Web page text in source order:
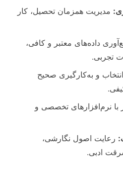
مدیریت همزمان تحصیل، کار
داده‌های معتبر و کافی،
تجربی.
انتخاب و به‌کارگیری صحیح
با نرم‌افزارهای تخصصی و
رعایت اصول نگارشی،
ادبی.